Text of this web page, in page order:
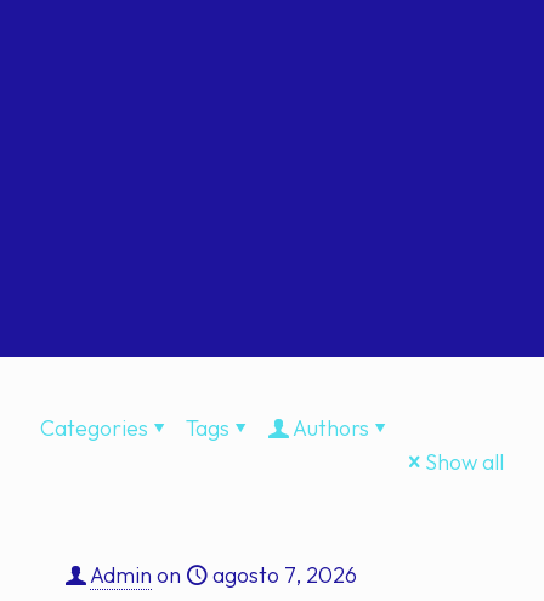
Categories Tags
Authors
Show all
Admin on agosto 7, 2026